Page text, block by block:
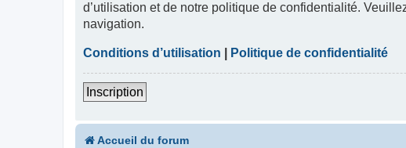
d’utilisation et de notre politique de confidentialité.
navigation.
Conditions d’utilisation Politique de confidentialité
Inscription
Accueil du forum